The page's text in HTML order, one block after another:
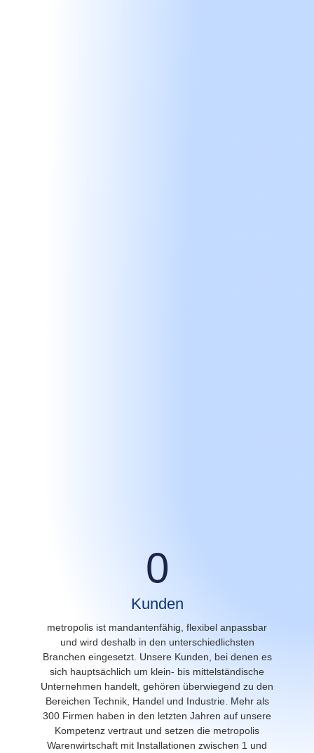
0
Kunden
metropolis ist mandantenfähig, flexibel anpassbar
und wird deshalb in den unterschiedlichsten
Branchen eingesetzt. Unsere Kunden, bei denen es
sich hauptsächlich um klein- bis mittelständische
Unternehmen handelt, gehören überwiegend zu den
Bereichen Technik, Handel und Industrie. Mehr als
300 Firmen haben in den letzten Jahren auf unsere
Kompetenz vertraut und setzen die metropolis
Warenwirtschaft mit Installationen zwischen 1 und